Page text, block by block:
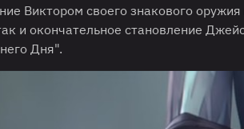
Виктором своего знакового
и окончательное становление
Дня".